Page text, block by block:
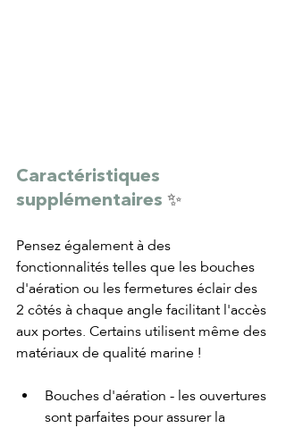
Caractéristiques
supplémentaires ✨
Pensez également à des
fonctionnalités telles que les bouches
d'aération ou les fermetures éclair des
2 côtés à chaque angle facilitant l'accès
aux portes. Certains utilisent même des
matériaux de qualité marine !
Bouches d'aération - les ouvertures
sont parfaites pour assurer la